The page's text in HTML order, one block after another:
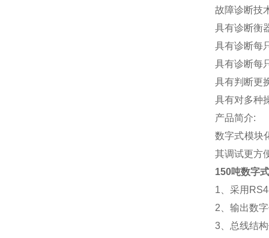
故障诊断技
具有诊断衡
具有诊断每
具有诊断每
具有判断更
具有对多种
产品简介:
数字式模块
其调试更方
150吨数字
1 、采用
2 、输出数
3 、总线结